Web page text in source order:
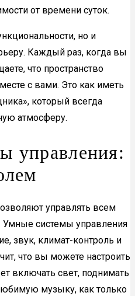
от времени суток.
но и
Каждый раз, когда вы
что пространство
с вами. Это как иметь
который всегда
атмосферу.
управления:
управлять всем
Умные системы управления
звук, климат-контроль и
что вы можете настроить
включать свет, поднимать
музыку, как только